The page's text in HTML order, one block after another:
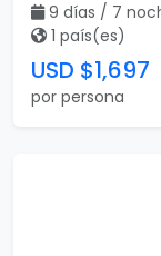
9 días / 7
1 país(es)
USD $1,697
por persona